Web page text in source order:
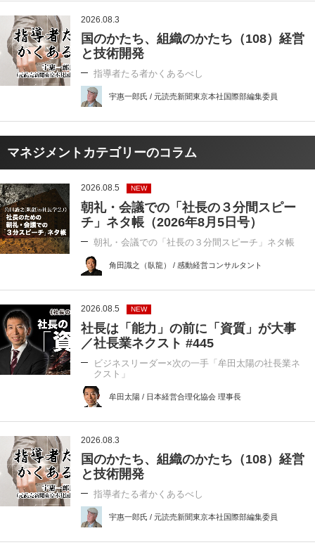
2026.08.3
国のかたち、組織のかたち（108）経営
と技術開発
指導者たる者かくあるべし
宇惠一郎氏 / 元読売新聞東京本社国際部編集委員
マネジメントカテゴリーのコラム
2026.08.5 NEW
朝礼・会議での「社長の３分間スピー
チ」ネタ帳（2026年8月5日号）
朝礼・会議での「社長の３分間スピーチ」ネタ帳
角田識之（臥龍） / 感動経営コンサルタント
2026.08.5 NEW
社長は「能力」の前に「資質」が大事
／社長業ネクスト #445
ビジネスリーダー×次の一手「牟田太陽の社長業ネ
クスト」
牟田太陽 / 日本経営合理化協会 理事長
2026.08.3
国のかたち、組織のかたち（108）経営
と技術開発
指導者たる者かくあるべし
宇惠一郎氏 / 元読売新聞東京本社国際部編集委員